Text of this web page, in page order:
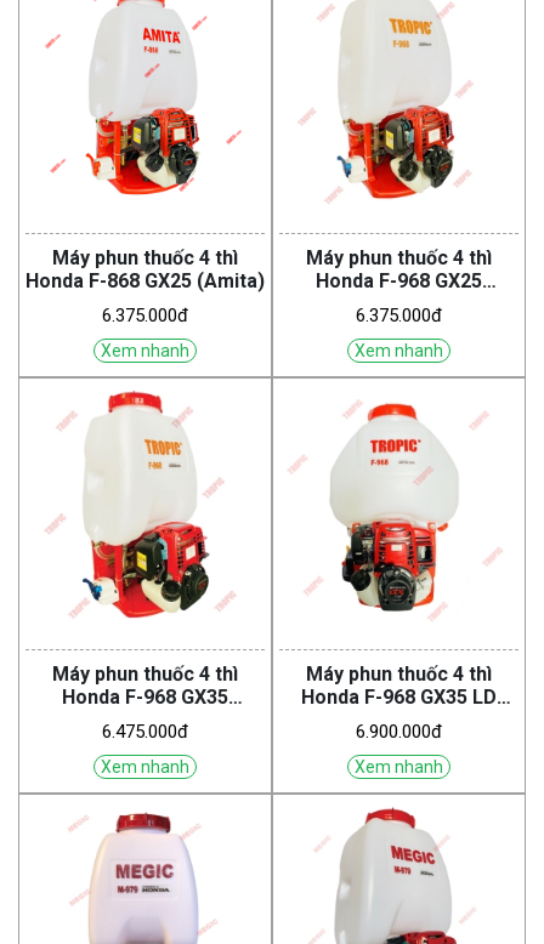
Máy phun thuốc 4 thì
Honda F-868 GX25 (Amita)
6.375.000đ
Xem nhanh
Máy phun thuốc 4 thì
Honda F-968 GX25
(Tropic)
6.375.000đ
Xem nhanh
Máy phun thuốc 4 thì
Honda F-968 GX35
(Tropic)
6.475.000đ
Xem nhanh
Máy phun thuốc 4 thì
Honda F-968 GX35 LD
(Tropic)
6.900.000đ
Xem nhanh